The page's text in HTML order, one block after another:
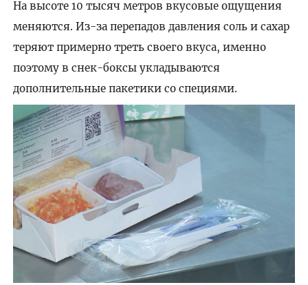
На высоте 10 тысяч метров вкусовые ощущения
меняются. Из-за перепадов давления соль и сахар
теряют примерно треть своего вкуса, именно
поэтому в снек-боксы укладываются
дополнительные пакетики со специями.